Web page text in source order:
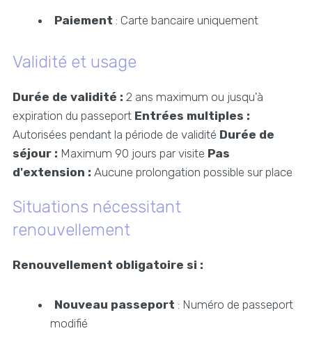
Paiement : Carte bancaire uniquement
Validité et usage
Durée de validité : 2 ans maximum ou jusqu'à
expiration du passeport Entrées multiples :
Autorisées pendant la période de validité Durée de
séjour : Maximum 90 jours par visite Pas
d'extension : Aucune prolongation possible sur place
Situations nécessitant
renouvellement
Renouvellement obligatoire si :
Nouveau passeport : Numéro de passeport
modifié